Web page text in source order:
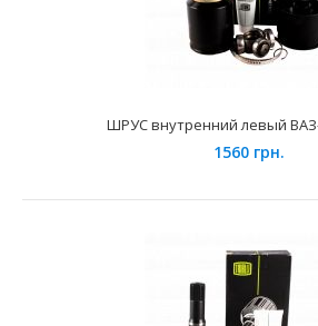
ШРУС внутренний левый
1560 грн.